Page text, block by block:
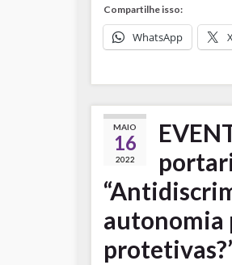
Compartilhe isso:
WhatsApp
MAIO
16
2022
autonomia